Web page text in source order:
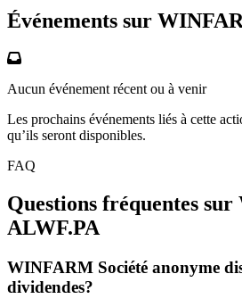
Événements sur
Aucun événement récent ou à venir
Les prochains événements liés à cette
qu’ils seront disponibles.
FAQ
Questions fréquentes
ALWF.PA
WINFARM Société anonyme
dividendes?